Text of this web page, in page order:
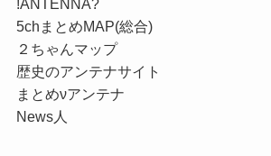
!ANTENNA?
5chまとめMAP(総合)
２ちゃんマップ
歴史のアンテナサイト
まとめνアンテナ
News人